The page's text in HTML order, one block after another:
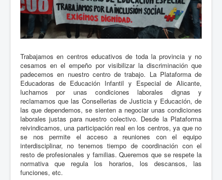
Trabajamos en centros educativos de toda la provincia y no
cesamos en el empeño por visibilizar la discriminación que
padecemos en nuestro centro de trabajo. La Plataforma de
Educadoras de Educación Infantil y Especial de Alicante,
luchamos por unas condiciones laborales dignas y
reclamamos que las Consellerias de Justicia y Educación, de
las que dependemos, se sienten a negociar unas condiciones
laborales justas para nuestro colectivo. Desde la Plataforma
reivindicamos, una participación real en los centros, ya que no
se nos permite el acceso a reuniones con el equipo
interdisciplinar, no tenemos tiempo de coordinación con el
resto de profesionales y familias. Queremos que se respete la
normativa que regula los horarios, los descansos, las
funciones, etc.